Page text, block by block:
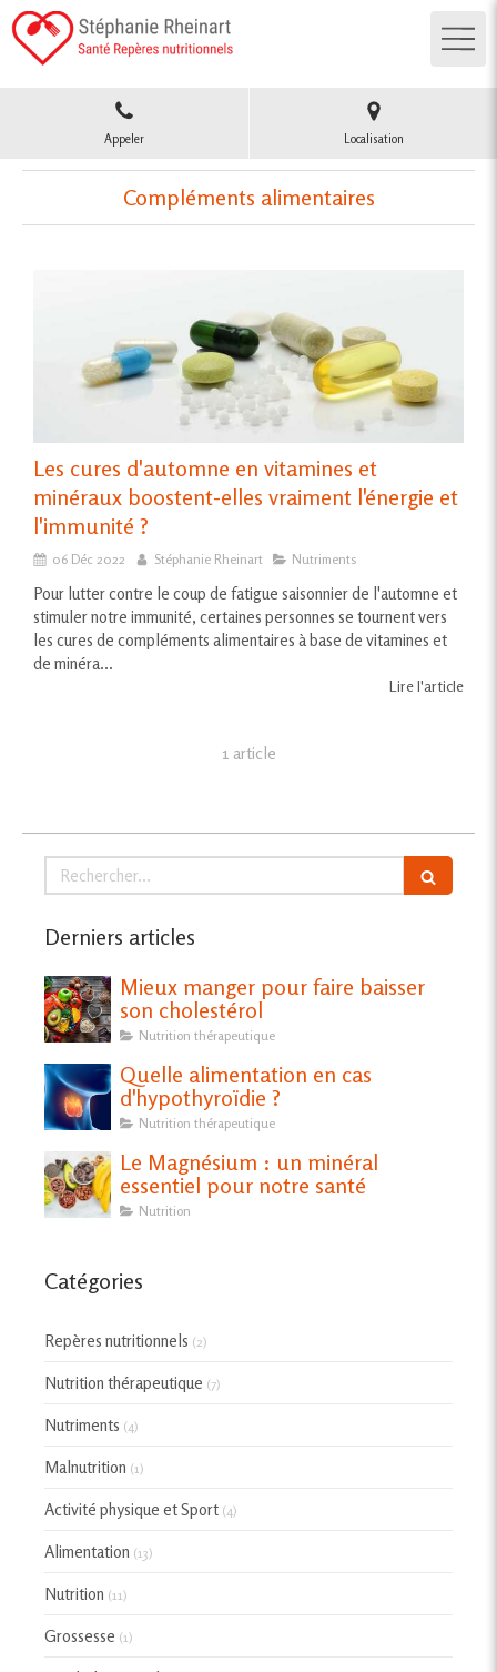
Appeler Localisation
Compléments alimentaires
Les cures d'automne en vitamines et
minéraux boostent-elles vraiment l'énergie et
l'immunité ?
06 Déc 2022 Stéphanie Rheinart Nutriments
Pour lutter contre le coup de fatigue saisonnier de l'automne et
stimuler notre immunité, certaines personnes se tournent vers
les cures de compléments alimentaires à base de vitamines et
de minéra...
Lire l'article
1 article
Rechercher
Derniers articles
Mieux manger pour faire baisser
son cholestérol
Nutrition thérapeutique
Quelle alimentation en cas
d'hypothyroïdie ?
Nutrition thérapeutique
Le Magnésium : un minéral
essentiel pour notre santé
Nutrition
Catégories
Repères nutritionnels (2)
Nutrition thérapeutique (7)
Nutriments (4)
Malnutrition (1)
Activité physique et Sport (4)
Alimentation (13)
Nutrition (11)
Grossesse (1)